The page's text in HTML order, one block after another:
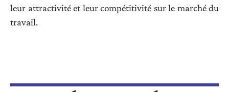
leur attractivité et leur compétitivité sur le marché du
travail.